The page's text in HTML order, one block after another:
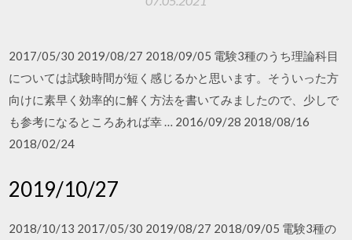
2017/05/30 2019/08/27 2018/09/05 電験3種のうち理論科目
については試験時間が短く感じるかと思います。そういった方
向けに素早く効率的に解く方法を書いてみましたので、少しで
も参考になるところあれば幸 … 2016/09/28 2018/08/16
2018/02/24
2019/10/27
2018/10/13 2017/05/30 2019/08/27 2018/09/05 電験3種の